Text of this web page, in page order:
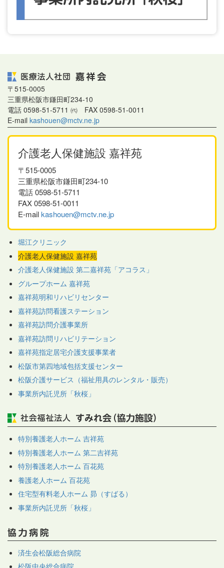
〒515-0005
三重県松阪市鎌田町234-10
電話 0598-51-5711 ㈹ FAX 0598-51-0011
E-mail kashouen@mctv.ne.jp
介護老人保健施設 嘉祥苑
〒515-0005
三重県松阪市鎌田町234-10
電話 0598-51-5711
FAX 0598-51-0011
E-mailkashouen@mctv.ne.jp
堀江クリニック
介護老人保健施設 嘉祥苑
介護老人保健施設 第二嘉祥苑「アコラス」
グループホーム 嘉祥苑
嘉祥苑明和リハビリセンター
嘉祥苑訪問看護ステーション
嘉祥苑訪問介護事業所
嘉祥苑訪問リハビリテーション
嘉祥苑指定居宅介護支援事業者
松阪市第四地域包括支援センター
松阪介護サービス（福祉用具のレンタル・販売）
事業所内託児所「秋桜」
特別養護老人ホーム 吉祥苑
特別養護老人ホーム 第二吉祥苑
特別養護老人ホーム 百花苑
養護老人ホーム 百花苑
住宅型有料老人ホーム 昴（すばる）
事業所内託児所「秋桜」
済生会松阪総合病院